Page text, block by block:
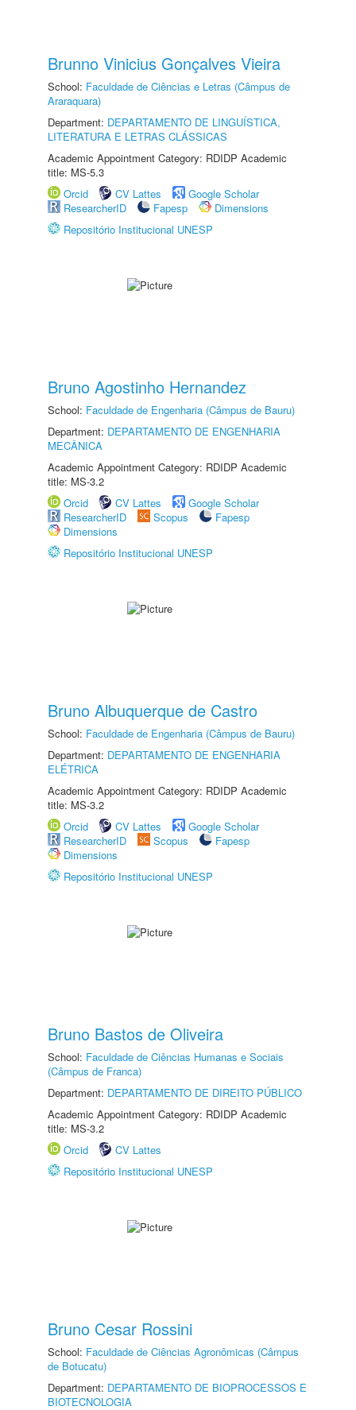
Brunno Vinicius Gonçalves Vieira
School: Faculdade de Ciências e Letras (Câmpus de
Araraquara)
Department: DEPARTAMENTO DE LINGUÍSTICA,
LITERATURA E LETRAS CLÁSSICAS
Academic Appointment Category: RDIDP Academic
title: MS-5.3
Orcid
CV Lattes
Google Scholar
ResearcherID
Fapesp
Dimensions
Repositório Institucional UNESP
Bruno Agostinho Hernandez
School: Faculdade de Engenharia (Câmpus de Bauru)
Department: DEPARTAMENTO DE ENGENHARIA
MECÂNICA
Academic Appointment Category: RDIDP Academic
title: MS-3.2
Orcid
CV Lattes
Google Scholar
ResearcherID
Scopus
Fapesp
Dimensions
Repositório Institucional UNESP
Bruno Albuquerque de Castro
School: Faculdade de Engenharia (Câmpus de Bauru)
Department: DEPARTAMENTO DE ENGENHARIA
ELÉTRICA
Academic Appointment Category: RDIDP Academic
title: MS-3.2
Orcid
CV Lattes
Google Scholar
ResearcherID
Scopus
Fapesp
Dimensions
Repositório Institucional UNESP
Bruno Bastos de Oliveira
School: Faculdade de Ciências Humanas e Sociais
(Câmpus de Franca)
Department: DEPARTAMENTO DE DIREITO PÚBLICO
Academic Appointment Category: RDIDP Academic
title: MS-3.2
Orcid
CV Lattes
Repositório Institucional UNESP
Bruno Cesar Rossini
School: Faculdade de Ciências Agronômicas (Câmpus
de Botucatu)
Department: DEPARTAMENTO DE BIOPROCESSOS E
BIOTECNOLOGIA